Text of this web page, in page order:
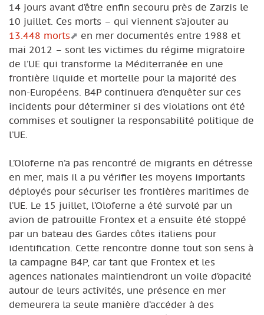
14 jours avant d’être enfin secouru près de Zarzis le
10 juillet. Ces morts – qui viennent s’ajouter au
13.448 morts
en mer documentés entre 1988 et
mai 2012 – sont les victimes du régime migratoire
de l’UE qui transforme la Méditerranée en une
frontière liquide et mortelle pour la majorité des
non-Européens. B4P continuera d’enquêter sur ces
incidents pour déterminer si des violations ont été
commises et souligner la responsabilité politique de
l’UE.
L’Oloferne n’a pas rencontré de migrants en détresse
en mer, mais il a pu vérifier les moyens importants
déployés pour sécuriser les frontières maritimes de
l’UE. Le 15 juillet, l’Oloferne a été survolé par un
avion de patrouille Frontex et a ensuite été stoppé
par un bateau des Gardes côtes italiens pour
identification. Cette rencontre donne tout son sens à
la campagne B4P, car tant que Frontex et les
agences nationales maintiendront un voile d’opacité
autour de leurs activités, une présence en mer
demeurera la seule manière d’accéder à des